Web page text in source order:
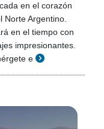
en el corazón
Argentino.
en el tiempo con
impresionantes.
e